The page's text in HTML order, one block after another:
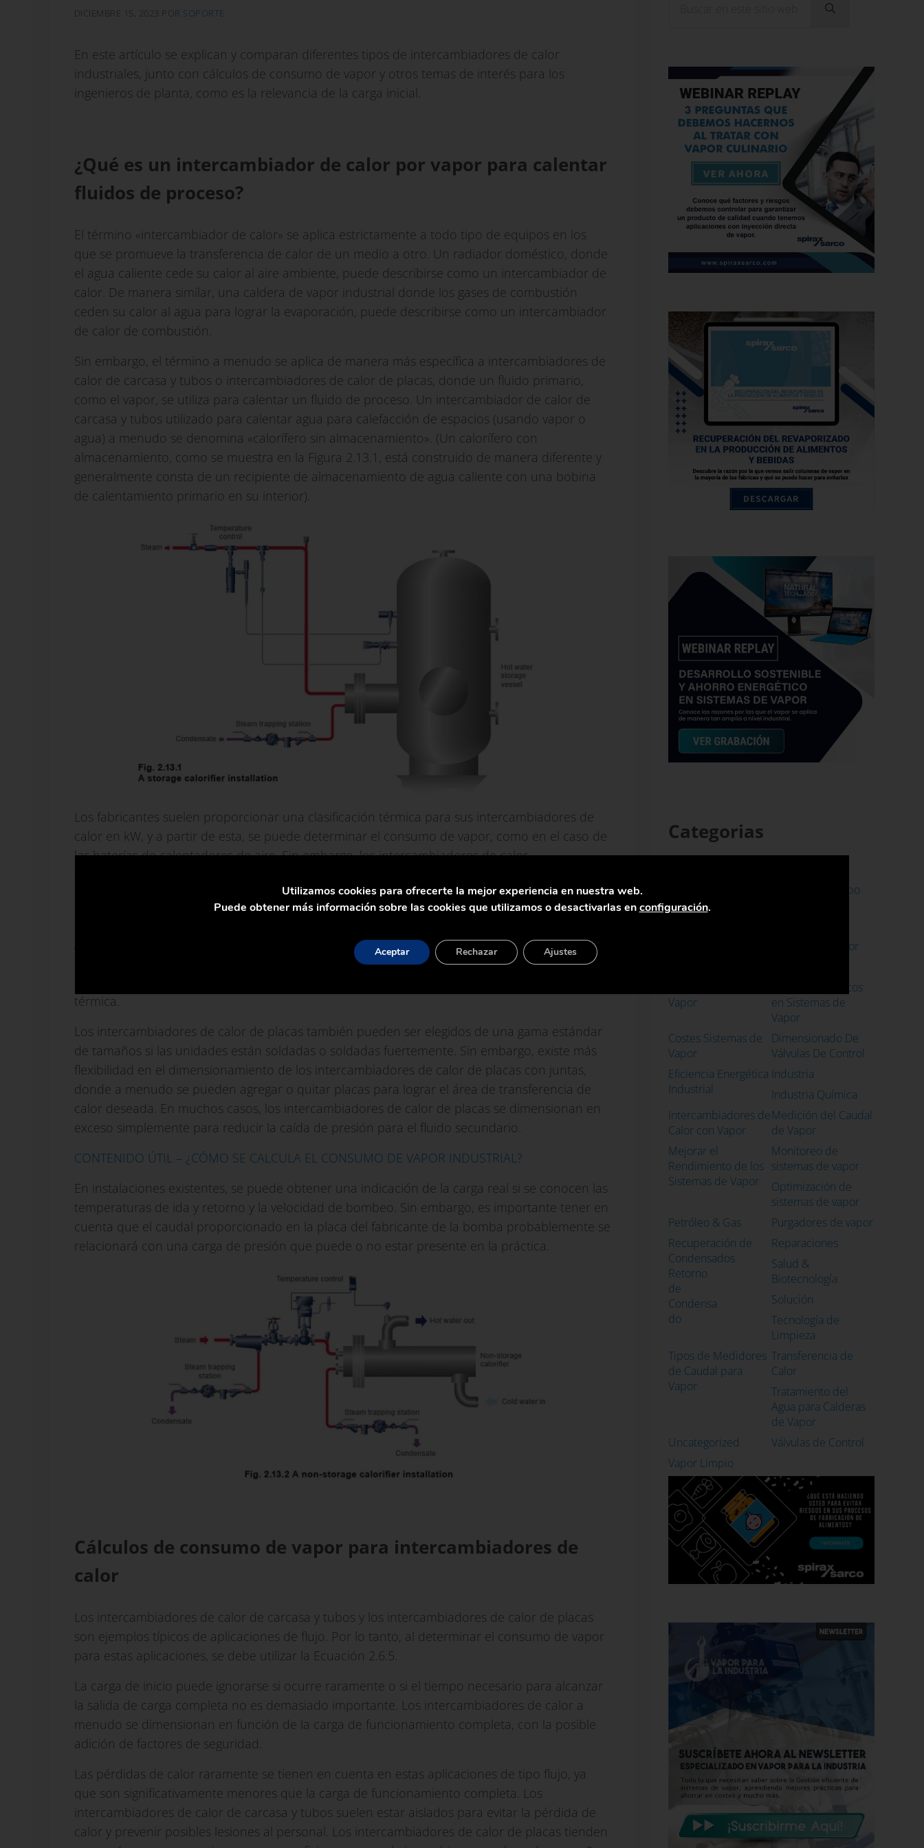
DICIEMBRE 15, 2023 POR SOPORTE
En este artículo se explican y comparan diferentes tipos de intercambiadores de calor
industriales, junto con cálculos de consumo de vapor y otros temas de interés para los
ingenieros de planta, como es la relevancia de la carga inicial.
¿Qué es un intercambiador de calor por vapor para calentar
fluidos de proceso?
El término «intercambiador de calor» se aplica estrictamente a todo tipo de equipos en los
que se promueve la transferencia de calor de un medio a otro. Un radiador doméstico, donde
el agua caliente cede su calor al aire ambiente, puede describirse como un intercambiador de
calor. De manera similar, una caldera de vapor industrial donde los gases de combustión
ceden su calor al agua para lograr la evaporación, puede describirse como un intercambiador
de calor de combustión.
Sin embargo, el término a menudo se aplica de manera más específica a intercambiadores de
calor de carcasa y tubos o intercambiadores de calor de placas, donde un fluido primario,
como el vapor, se utiliza para calentar un fluido de proceso. Un intercambiador de calor de
carcasa y tubos utilizado para calentar agua para calefacción de espacios (usando vapor o
agua) a menudo se denomina «calorífero sin almacenamiento». (Un calorífero con
almacenamiento, como se muestra en la Figura 2.13.1, está construido de manera diferente y
generalmente consta de un recipiente de almacenamiento de agua caliente con una bobina
de calentamiento primario en su interior).
Los fabricantes suelen proporcionar una clasificación térmica para sus intercambiadores de
calor en kW, y a partir de esta, se puede determinar el consumo de vapor, como en el caso de
las baterías de calentadores de aire. Sin embargo, los intercambiadores de calor
generalmente se seleccionará de una gama estándar de tamaños y, a menudo, puede tener
una capacidad mucho mayor que la cifra de diseño. Para la calefacción de agua caliente de
térmica.
Los intercambiadores de calor de placas también pueden ser elegidos de una gama estándar
de tamaños si las unidades están soldadas o soldadas fuertemente. Sin embargo, existe más
flexibilidad en el dimensionamiento de los intercambiadores de calor de placas con juntas,
donde a menudo se pueden agregar o quitar placas para lograr el área de transferencia de
calor deseada. En muchos casos, los intercambiadores de calor de placas se dimensionan en
exceso simplemente para reducir la caída de presión para el fluido secundario.
CONTENIDO ÚTIL – ¿CÓMO SE CALCULA EL CONSUMO DE VAPOR INDUSTRIAL?
En instalaciones existentes, se puede obtener una indicación de la carga real si se conocen las
temperaturas de ida y retorno y la velocidad de bombeo. Sin embargo, es importante tener en
cuenta que el caudal proporcionado en la placa del fabricante de la bomba probablemente se
relacionará con una carga de presión que puede o no estar presente en la práctica.
Cálculos de consumo de vapor para intercambiadores de
calor
Los intercambiadores de calor de carcasa y tubos y los intercambiadores de calor de placas
son ejemplos típicos de aplicaciones de flujo. Por lo tanto, al determinar el consumo de vapor
para estas aplicaciones, se debe utilizar la Ecuación 2.6.5.
La carga de inicio puede ignorarse si ocurre raramente o si el tiempo necesario para alcanzar
la salida de carga completa no es demasiado importante. Los intercambiadores de calor a
menudo se dimensionan en función de la carga de funcionamiento completa, con la posible
adición de factores de seguridad.
Las pérdidas de calor raramente se tienen en cuenta en estas aplicaciones de tipo flujo, ya
que son significativamente menores que la carga de funcionamiento completa. Los
intercambiadores de calor de carcasa y tubos suelen estar aislados para evitar la pérdida de
calor y prevenir posibles lesiones al personal. Los intercambiadores de calor de placas tienden
Enviar búsqueda
Categorias
Combustible
Ahorro en Tiempo
Calidad del Vapor
Vapor
Conceptos Básicos
en Sistemas de
Vapor
Costes Sistemas de
Vapor
Dimensionado De
Válvulas De Control
Eficiencia Energética
Industrial
Industria
Industria Química
Intercambiadores de
Calor con Vapor
Medición del Caudal
de Vapor
Mejorar el
Rendimiento de los
Sistemas de Vapor
Monitoreo de
sistemas de vapor
Optimización de
sistemas de vapor
Petróleo & Gas
Purgadores de vapor
Recuperación de
Condensados
Retorno
de
Condensa
do
Reparaciones
Salud &
Biotecnología
Solución
Tecnología de
Limpieza
Tipos de Medidores
de Caudal para
Vapor
Transferencia de
Calor
Tratamiento del
Agua para Calderas
de Vapor
Uncategorized
Válvulas de Control
Vapor Limpio
Utilizamos cookies para ofrecerte la mejor experiencia en nuestra web.
Puede obtener más información sobre las cookies que utilizamos o desactivarlas enconfiguración.
Aceptar Rechazar Ajustes